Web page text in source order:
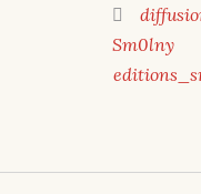
Sm0lny